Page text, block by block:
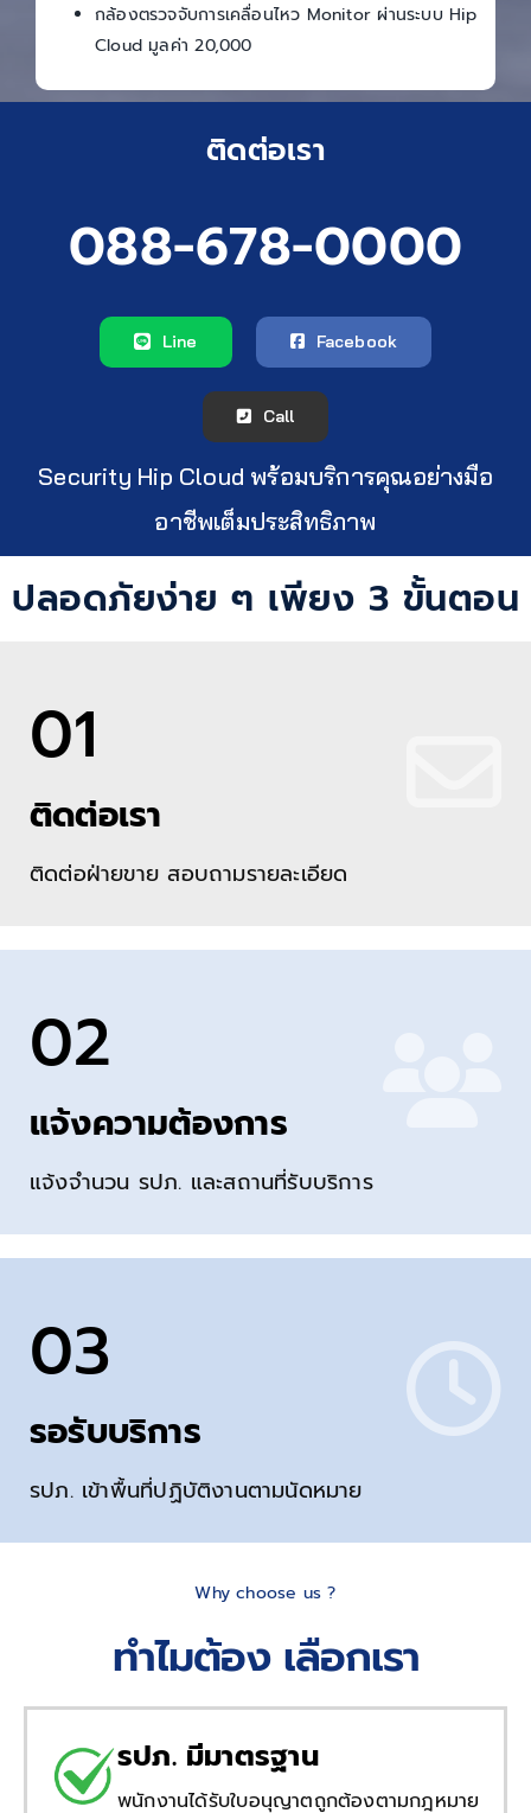
กล้องตรวจจับการเคลื่อนไหว Monitor ผ่านระบบ Hip
Cloud มูลค่า 20,000
ติดต่อเรา
088-678-0000
Line Facebook
Call
Security Hip Cloud พร้อมบริการคุณอย่างมือ
อาชีพเต็มประสิทธิภาพ
ปลอดภัยง่าย ๆ เพียง 3 ขั้นตอน
01
ติดต่อเรา
ติดต่อฝ่ายขาย สอบถามรายละเอียด
02
แจ้งความต้องการ
แจ้งจำนวน รปภ. และสถานที่รับบริการ
03
รอรับบริการ
รปภ. เข้าพื้นที่ปฏิบัติงานตามนัดหมาย
Why choose us ?
ทำไมต้อง เลือกเรา
รปภ. มีมาตรฐาน
พนักงานได้รับใบอนุญาตถูกต้องตามกฎหมาย